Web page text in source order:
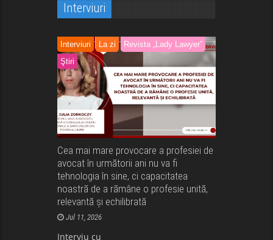
Interviuri
Interviuri La zi
Revista „Lady Lawyer”
Ştiri
Cea mai mare provocare a profesiei de
avocat în următorii ani nu va fi
tehnologia în sine, ci capacitatea
noastră de a rămâne o profesie unită,
relevantă și echilibrată
Jul 11, 2026
Interviu cu